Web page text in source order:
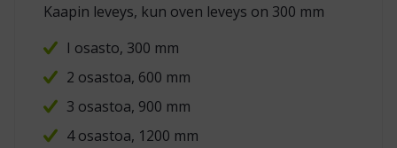
Kaapin leveys, kun oven leveys on 300 mm
I osasto, 300 mm
2 osastoa, 600 mm
3 osastoa, 900 mm
4 osastoa, 1200 mm